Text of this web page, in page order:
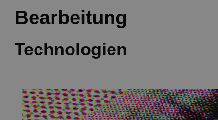
Bearbeitung
Technologien